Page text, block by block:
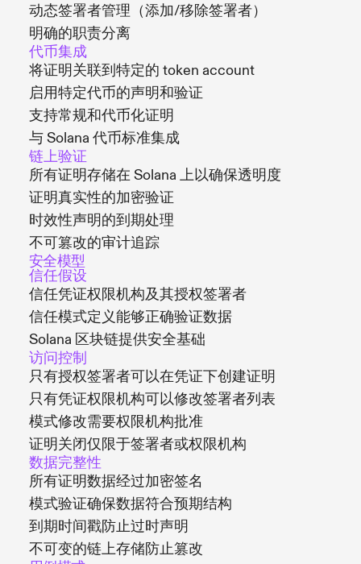
动态签署者管理（添加/移除签署者）
明确的职责分离
代币集成
将证明关联到特定的 token account
启用特定代币的声明和验证
支持常规和代币化证明
与 Solana 代币标准集成
链上验证
所有证明存储在 Solana 上以确保透明度
证明真实性的加密验证
时效性声明的到期处理
不可篡改的审计追踪
安全模型
信任假设
信任凭证权限机构及其授权签署者
信任模式定义能够正确验证数据
Solana 区块链提供安全基础
访问控制
只有授权签署者可以在凭证下创建证明
只有凭证权限机构可以修改签署者列表
模式修改需要权限机构批准
证明关闭仅限于签署者或权限机构
数据完整性
所有证明数据经过加密签名
模式验证确保数据符合预期结构
到期时间戳防止过时声明
不可变的链上存储防止篡改